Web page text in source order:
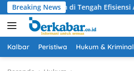
Langsung
ke
konten
Breaking News
di Tengah Efisiensi Anggaran
Kalbar Peristiwa Hukum & Kriminal